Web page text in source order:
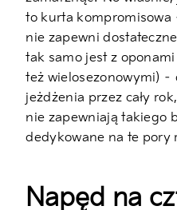
to kurta kompromisowa
nie zapewni
tak samo jest z
też wielosezonowymi) –
jeżdżenia przez cały
nie zapewniają takiego
dedykowane na te pory
Napęd na